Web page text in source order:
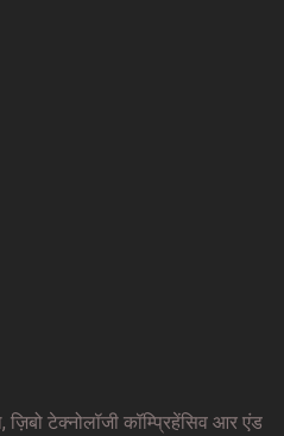
टेक्नोलॉजी कॉम्प्रिहेंसिव आर एंड